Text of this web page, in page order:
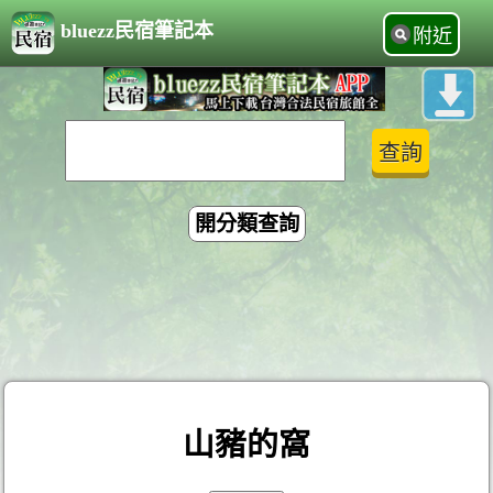
bluezz民宿筆記本 附近
開分類查詢
山豬的窩